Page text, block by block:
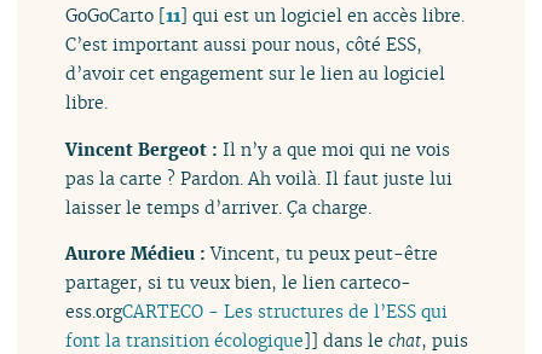
GoGoCarto [11] qui est un logiciel en accès libre.
C’est important aussi pour nous, côté ESS,
d’avoir cet engagement sur le lien au logiciel
libre.
Vincent Bergeot :Il n’y a que moi qui ne vois
pas la carte ? Pardon. Ah voilà. Il faut juste lui
laisser le temps d’arriver. Ça charge.
Aurore Médieu :Vincent, tu peux peut-être
partager, si tu veux bien, le lien carteco-
ess.orgCARTECO - Les structures de l’ESS qui
font la transition écologique]] dans lechat, puis